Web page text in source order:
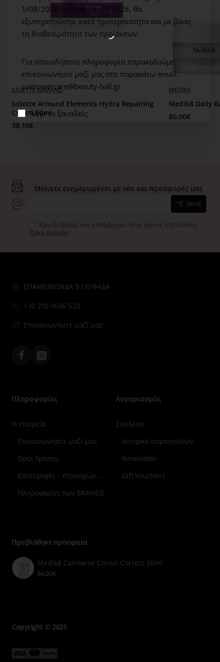
1/08/2026 έως και 24/08/2026, θα
εξυπηρετούνται κατά προτεραιότητα και με βάση
τη διαθεσιμότητα των προϊόντων.
Για οποιαδήποτε πληροφορία παρακαλούμε
επικοινωνήστε μαζί μας στο παρακάτω email:
customercare@beauty-hall.gr
Μην το ξαναδείς.
ευαίσθητη περιοχή των ματιών.60 εφαρμογές (κατά
προσέγγιση) για τα 50 ml - Διάρκεια ζωής 30 μήνες -
Εφόσον ανοιχτεί το προϊόν, χρησιμοποιήστε το σε 12
μήνες - Συμβουλεύουμε πάντα τους νέους χρήστες να
κάνουν patch test, πριν ενσωματώσουν ένα προϊόν στη
καθημερινή ρουτίνα φροντίδας δέρματός τους.
JULIETTE ARMAND
Juliette Armand Elements Hydra Repairing
Cream 50ml
38,10€
MEDIK8
Medik8 Daily
80,00€
Μείνετε ενημερωμένοι με νέα και προσφορές μας
Send
Έχω διαβάσει και αποδέχομαι τους όρους στη σελίδα
Όροι Χρήσης
ΕΠΑΜΕΙΝΩΝΔΑ 9 ΓΛΥΦΑΔΑ
+30 210 9646 520
Επικοινωνήστε μαζί μας
FacebookInstagram
Πληροφορίες
7
Η εταιρεία
Επικοινωνήστε μαζί μας
Όροι Χρήσης
Επιστροφές - Υπαναχώρηση
Πληροφορίες των BRANDS
Λογαριασμός
Σύνδεση
Ιστορικό παραγγελιών
Newsletter
Gift Vouchers
Προβλήθηκε πρόσφατα
Medik8 Calmwise Colour Correct 50ml
66,00€
Copyright © 2025